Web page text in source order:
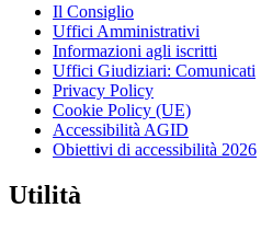
Il Consiglio
Uffici Amministrativi
Informazioni agli iscritti
Uffici Giudiziari: Comunicati
Privacy Policy
Cookie Policy (UE)
Accessibilità AGID
Obiettivi di accessibilità 2026
Utilità